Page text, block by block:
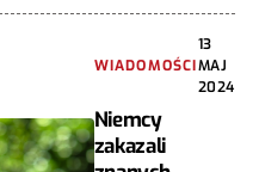
WIADOMOŚCI
13
MAJ
2024
Niemcy
zakazali